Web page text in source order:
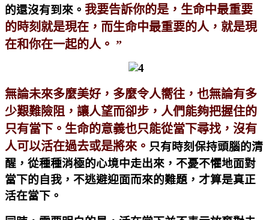
的還沒有到來。 我要告訴你的是，生命中最重要
的時刻就是現在，而生命中最重要的人，就是現
在和你在一起的人。 ”
無論未來多麼美好，多麼令人嚮往，也無論有多
少艱難險阻，讓人望而卻步，人們能夠把握住的
只有當下。生命的意義也只能從當下尋找，沒有
人可以活在過去或是將來。 只有時刻保持頭腦的清
醒，從種種消極的心境中走出來，不憂不懼地面對
當下的自我，不逃避迎面而來的難題，才算是真正
活在當下。